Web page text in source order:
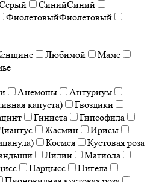
СинийСиний
ФиолетовыйФиолетовый
Любимой
Маме
Анемоны
Антуриум
капуста)
Гвоздики
Гиниста
Гипсофила
Жасмин
Ирисы
Космея
Кустовая роза
Лилии
Матиола
Нарцысс
Нигела